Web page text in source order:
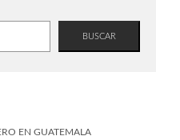
BUSCAR
EN GUATEMALA